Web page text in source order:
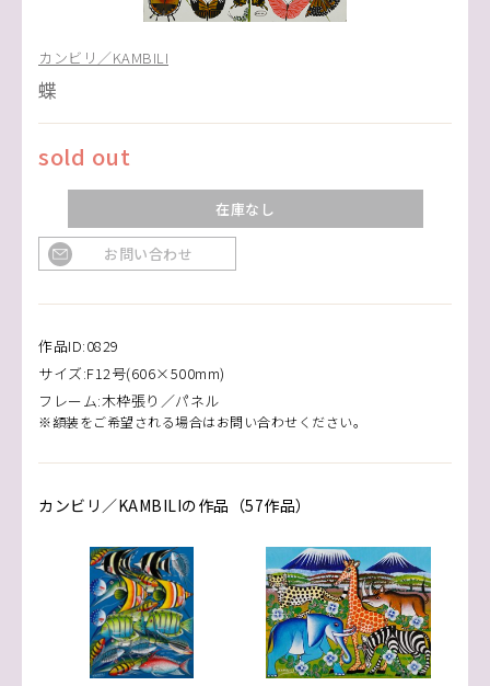
カンビリ／KAMBILI
蝶
sold out
在庫なし
お問い合わせ
作品ID:0829
サイズ:F12号(606×500mm)
フレーム:木枠張り／パネル
※額装をご希望される場合はお問い合わせください。
カンビリ／KAMBILIの作品（57作品）